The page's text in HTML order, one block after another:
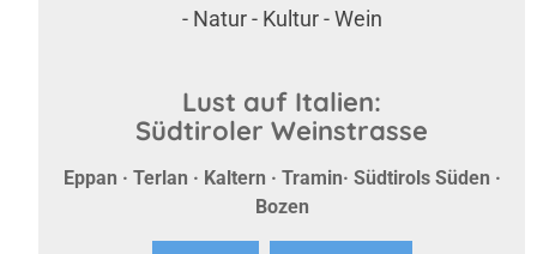
Lust auf Italien:
Südtiroler Weinstrasse
Eppan · Terlan · Kaltern · Tramin· Südtirols Süden ·
Bozen